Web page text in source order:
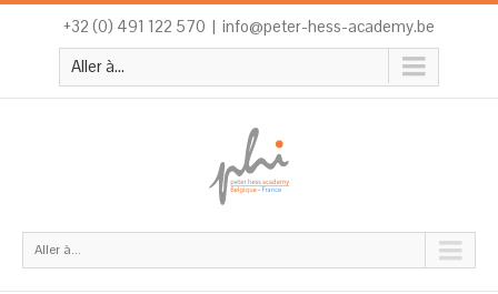
+32 (0) 491 122 570 | info@peter-hess-academy.be
Aller à...
Aller à...